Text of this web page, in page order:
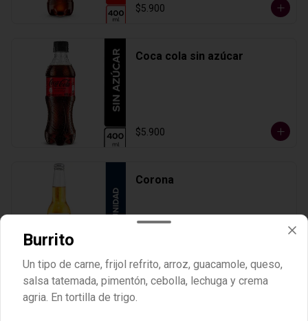
$5.900
Coca cola sin azúcar
$5.900
Corona
Jugo frutos rojos
Burrito
Un tipo de carne, frijol refrito, arroz, guacamole, queso,
salsa tatemada, pimentón, cebolla, lechuga y crema
agria. En tortilla de trigo.